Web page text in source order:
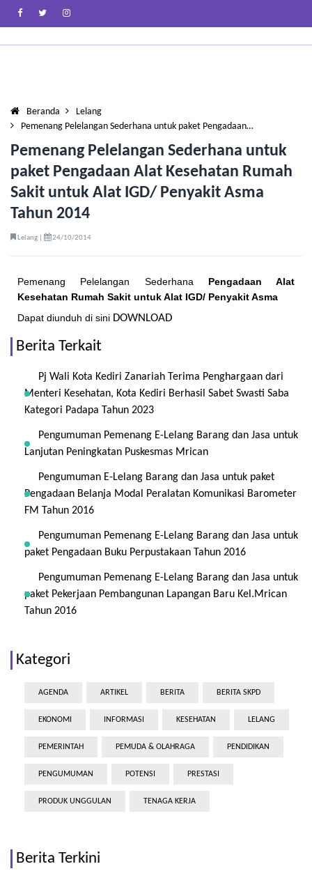
Beranda
Lelang
Pemenang Pelelangan Sederhana untuk paket Pengadaan…
Pemenang Pelelangan Sederhana untuk
paket Pengadaan Alat Kesehatan Rumah
Sakit untuk Alat IGD/ Penyakit Asma
Tahun 2014
Lelang | 24/10/2014
Pemenang Pelelangan Sederhana Pengadaan Alat
Kesehatan Rumah Sakit untuk Alat IGD/ Penyakit Asma
Dapat diunduh di sini DOWNLOAD
Berita Terkait
Pj Wali Kota Kediri Zanariah Terima Penghargaan dari
Menteri Kesehatan, Kota Kediri Berhasil Sabet Swasti Saba
Kategori Padapa Tahun 2023
Pengumuman Pemenang E-Lelang Barang dan Jasa untuk
Lanjutan Peningkatan Puskesmas Mrican
Pengumuman E-Lelang Barang dan Jasa untuk paket
Pengadaan Belanja Modal Peralatan Komunikasi Barometer
FM Tahun 2016
Pengumuman Pemenang E-Lelang Barang dan Jasa untuk
paket Pengadaan Buku Perpustakaan Tahun 2016
Pengumuman Pemenang E-Lelang Barang dan Jasa untuk
paket Pekerjaan Pembangunan Lapangan Baru Kel.Mrican
Tahun 2016
Kategori
AGENDA ARTIKEL BERITA BERITA SKPD
EKONOMI INFORMASI KESEHATAN LELANG
PEMERINTAH PEMUDA & OLAHRAGA PENDIDIKAN
PENGUMUMAN POTENSI PRESTASI
PRODUK UNGGULAN TENAGA KERJA
Berita Terkini